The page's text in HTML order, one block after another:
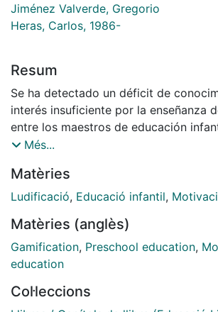
Jiménez Valverde, Gregorio
Heras, Carlos, 1986-
Resum
Se ha detectado un déficit de
interés insuficiente por la enseñanza
entre los maestros de educación
problema da lugar a un aprendizaje
es en la infancia cuando se
hacia la ciencia y el entorno natural.
motivación del profesorado en
de este trabajo es analizar el
estudiantado del grado de Magisterio
implementación en el aula de infantil
Més...
Matèries
Ludificació, Educació infantil,
Matèries (anglès)
Gamification, Preschool education,
education
Col·leccions